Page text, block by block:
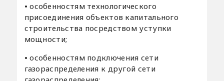
•особенностям технологического
присоединения объектов капитального
строительства посредством уступки
мощности;
•особенностям подключения сети
газораспределения к другой сети